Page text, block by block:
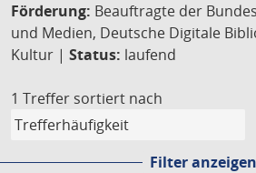
Förderung: Beauftragte der
und Medien, Deutsche Digitale
Kultur | Status: laufend
1 Treffer sortiert nach
Filter anzeigen